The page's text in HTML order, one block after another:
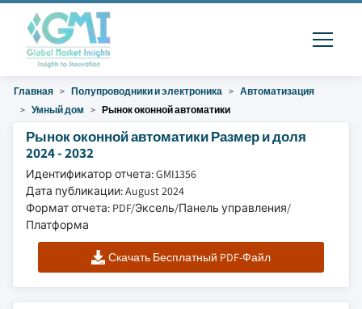
Главная Полупроводники и электроника
Автоматизация
Умный дом
Рынок оконной автоматики
Рынок оконной автоматики Размер и доля
2024 - 2032
Идентификатор отчета: GMI1356
Дата публикации: August 2024
Формат отчета: PDF/Эксель/Панель управления/
Платформа
Скачать Бесплатный PDF-Файл